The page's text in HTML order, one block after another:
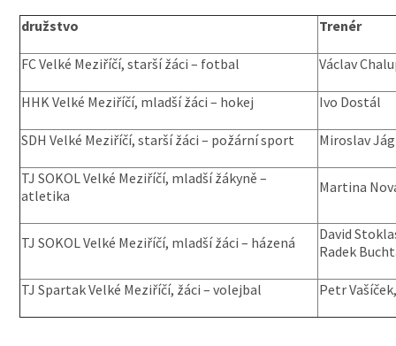
družstvo Trenér
FC Velké Meziříčí, starší žáci – fotbal Václav
HHK Velké Meziříčí, mladší žáci – hokej Ivo Dostál
SDH Velké Meziříčí, starší žáci – požární sport Miroslav
TJ SOKOL Velké Meziříčí, mladší žákyně –
atletika
Martina
TJ SOKOL Velké Meziříčí, mladší žáci – házená
David
Radek
TJ Spartak Velké Meziříčí, žáci – volejbal Petr